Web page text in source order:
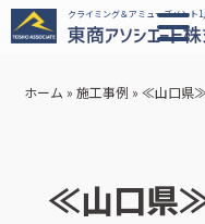
クライミング＆アミューズメント
ホーム »施工事例 » ≪山口県≫
≪山口県